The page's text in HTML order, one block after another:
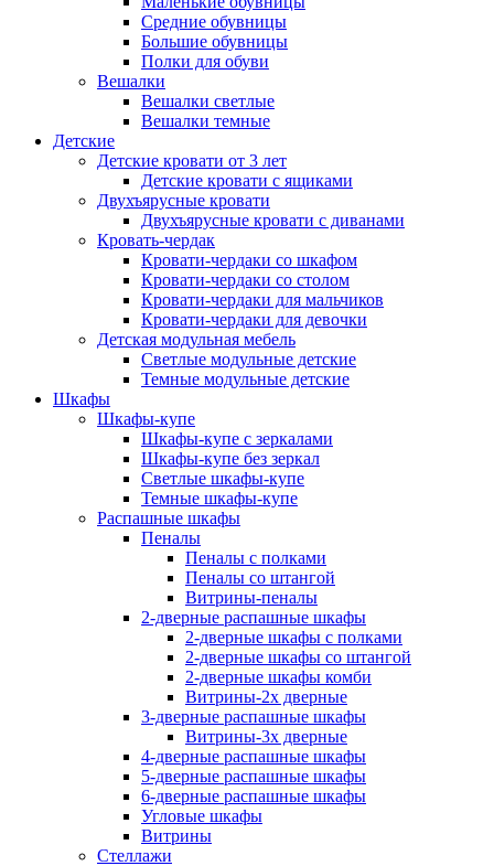
Средние обувницы
Большие обувницы
Полки для обуви
Вешалки
Вешалки светлые
Вешалки темные
Детские
Детские кровати от 3 лет
Детские кровати с ящиками
Двухъярусные кровати
Двухъярусные кровати с диванами
Кровать-чердак
Кровати-чердаки со шкафом
Кровати-чердаки со столом
Кровати-чердаки для мальчиков
Кровати-чердаки для девочки
Детская модульная мебель
Светлые модульные детские
Темные модульные детские
Шкафы
Шкафы-купе
Шкафы-купе с зеркалами
Шкафы-купе без зеркал
Светлые шкафы-купе
Темные шкафы-купе
Распашные шкафы
Пеналы
Пеналы с полками
Пеналы со штангой
Витрины-пеналы
2-дверные распашные шкафы
2-дверные шкафы с полками
2-дверные шкафы со штангой
2-дверные шкафы комби
Витрины-2х дверные
3-дверные распашные шкафы
Витрины-3х дверные
4-дверные распашные шкафы
5-дверные распашные шкафы
6-дверные распашные шкафы
Угловые шкафы
Витрины
Стеллажи